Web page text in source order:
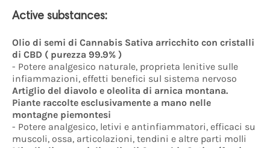
Active substances:
Olio di semi di Cannabis Sativa arricchito con cristalli
di CBD ( purezza 99.9% )
- Potere analgesico naturale, proprieta lenitive sulle
infiammazioni, effetti benefici sul sistema nervoso
Artiglio del diavolo e oleolita di arnica montana.
Piante raccolte esclusivamente a mano nelle
montagne piemontesi
- Potere analgesico, letivi e antinfiammatori, efficaci su
muscoli, ossa, articolazioni, tendini e altre parti molli